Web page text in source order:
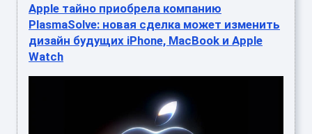
Apple тайно приобрела компанию
PlasmaSolve: новая сделка может изменить
дизайн будущих iPhone, MacBook и Apple
Watch